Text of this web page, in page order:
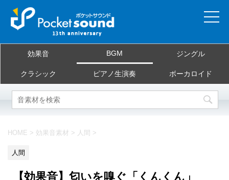
当サイトについて
ご利用規約
お問合せ
効果音 BGM ジングル
クラシック ピアノ生演奏 ボーカロイド
HOME > 効果音素材 > 人間 >
人間
【効果音】匂いを嗅ぐ「くんくん」